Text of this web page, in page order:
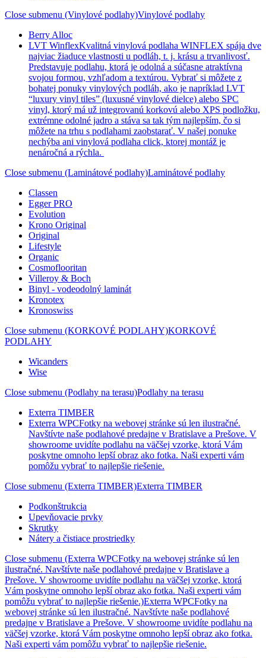
Close submenu (Vinylové podlahy)Vinylové podlahy
Berry Alloc
LVT WinflexKvalitná vinylová podlaha WINFLEX spája dve
najviac žiaduce vlastnosti u podláh, t. j. krásu a trvanlivosť.
Predstavuje podlahu, ktorá je odolná a súčasne atraktívna
svojou formou, vzhľadom a textúrou. Vybrať si môžete z
bohatej ponuky vinylových podláh, ako je napríklad LVT
“luxury vinyl tiles” (luxusné vinylové dielce) alebo SPC
vinyl, ktorý má už integrovanú korkovú alebo XPS podložku,
extrémne odolné jadro a stáva sa tak tým najlepším, čo si
môžete na trhu s podlahami zaobstarať. V našej ponuke
nechýba ani vinylová podlaha click, ktorej montáž je
nenáročná a rýchla.
Close submenu (Laminátové podlahy)Laminátové podlahy
Classen
Egger PRO
Evolution
Krono Original
Original
Lifestyle
Organic
Cosmoflooritan
Villeroy & Boch
Binyl - vodeodolný laminát
Kronotex
Kronoswiss
Close submenu (KORKOVÉ PODLAHY)KORKOVÉ
PODLAHY
Wicanders
Wise
Close submenu (Podlahy na terasu)Podlahy na terasu
Exterra TIMBER
Exterra WPCFotky na webovej stránke sú len ilustračné.
Navštívte naše podlahové predajne v Bratislave a Prešove. V
showroome uvidíte podlahu na väčšej vzorke, ktorá Vám
poskytne omnoho lepší obraz ako fotka. Naši experti vám
pomôžu vybrať to najlepšie riešenie.
Close submenu (Exterra TIMBER)Exterra TIMBER
Podkonštrukcia
Upevňovacie prvky
Skrutky
Nátery a čistiace prostriedky
Close submenu (Exterra WPCFotky na webovej stránke sú len
ilustračné. Navštívte naše podlahové predajne v Bratislave a
Prešove. V showroome uvidíte podlahu na väčšej vzorke, ktorá
Vám poskytne omnoho lepší obraz ako fotka. Naši experti vám
pomôžu vybrať to najlepšie riešenie.)Exterra WPCFotky na
webovej stránke sú len ilustračné. Navštívte naše podlahové
predajne v Bratislave a Prešove. V showroome uvidíte podlahu na
väčšej vzorke, ktorá Vám poskytne omnoho lepší obraz ako fotka.
Naši experti vám pomôžu vybrať to najlepšie riešenie.